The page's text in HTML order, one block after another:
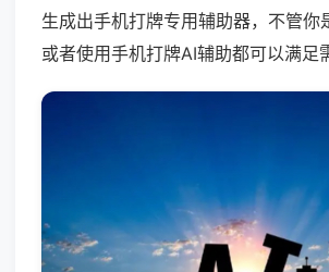
生成出手机打牌专用辅助器，不管你
或者使用手机打牌AI辅助都可以满足